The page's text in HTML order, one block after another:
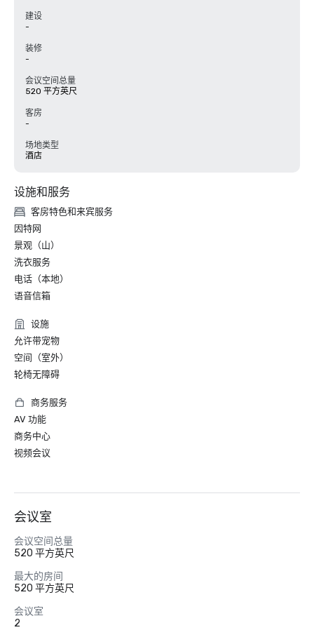
建设
-
装修
-
会议空间总量
520 平方英尺
客房
-
场地类型
酒店
设施和服务
客房特色和来宾服务
因特网
景观（山）
洗衣服务
电话（本地）
语音信箱
设施
允许带宠物
空间（室外）
轮椅无障碍
商务服务
AV 功能
商务中心
视频会议
会议室
会议空间总量
520 平方英尺
最大的房间
520 平方英尺
会议室
2